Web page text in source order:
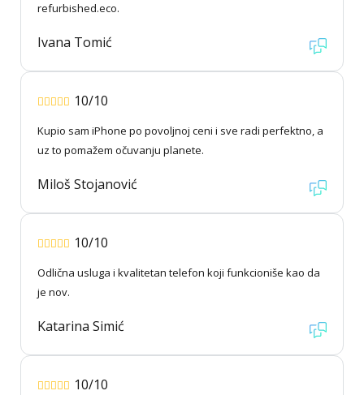
refurbished.eco.
Ivana Tomić
10/10
Kupio sam iPhone po povoljnoj ceni i sve radi perfektno, a
uz to pomažem očuvanju planete.
Miloš Stojanović
10/10
Odlična usluga i kvalitetan telefon koji funkcioniše kao da
je nov.
Katarina Simić
10/10